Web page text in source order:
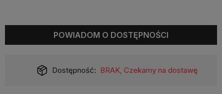
POWIADOM O DOSTĘPNOŚCI
Dostępność: BRAK, Czekamy na dostawę